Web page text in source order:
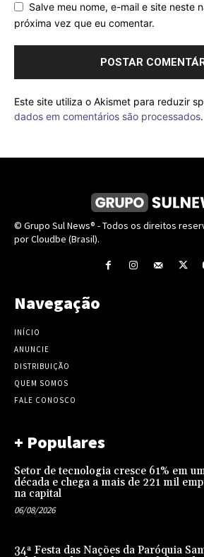
Salve meu nome, e-mail e site neste
próxima vez que eu comentar.
Este site utiliza o Akismet para reduzir
dados em comentários são processados.
© Grupo Sul News® - Todos os direitos
por Cloudbe (Brasil).
Navegação
INÍCIO
ANUNCIE
DISTRIBUIÇÃO
QUEM SOMOS
FALE CONOSCO
+ Populares
Setor de tecnologia cresce 61% em
década e chega a mais de 221 mil
na capital
06/08/2026
34ª Festa das Nações da Paróquia